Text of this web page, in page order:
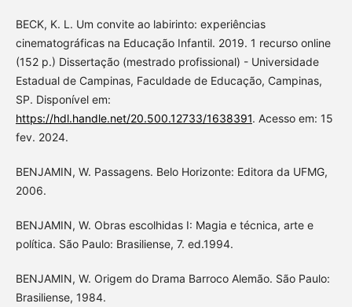
BECK, K. L. Um convite ao labirinto: experiências
cinematográficas na Educação Infantil. 2019. 1 recurso online
(152 p.) Dissertação (mestrado profissional) - Universidade
Estadual de Campinas, Faculdade de Educação, Campinas,
SP. Disponível em:
https://hdl.handle.net/20.500.12733/1638391. Acesso em: 15
fev. 2024.
BENJAMIN, W. Passagens. Belo Horizonte: Editora da UFMG,
2006.
BENJAMIN, W. Obras escolhidas I: Magia e técnica, arte e
política. São Paulo: Brasiliense, 7. ed.1994.
BENJAMIN, W. Origem do Drama Barroco Alemão. São Paulo:
Brasiliense, 1984.